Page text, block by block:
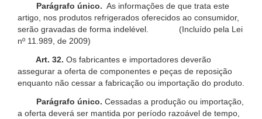
Parágrafo único. As informações de que trata este
artigo, nos produtos refrigerados oferecidos ao consumidor,
serão gravadas de forma indelével. (Incluído pela Lei
nº 11.989, de 2009)
Art. 32. Os fabricantes e importadores deverão
assegurar a oferta de componentes e peças de reposição
enquanto não cessar a fabricação ou importação do produto.
Parágrafo único. Cessadas a produção ou importação,
a oferta deverá ser mantida por período razoável de tempo,